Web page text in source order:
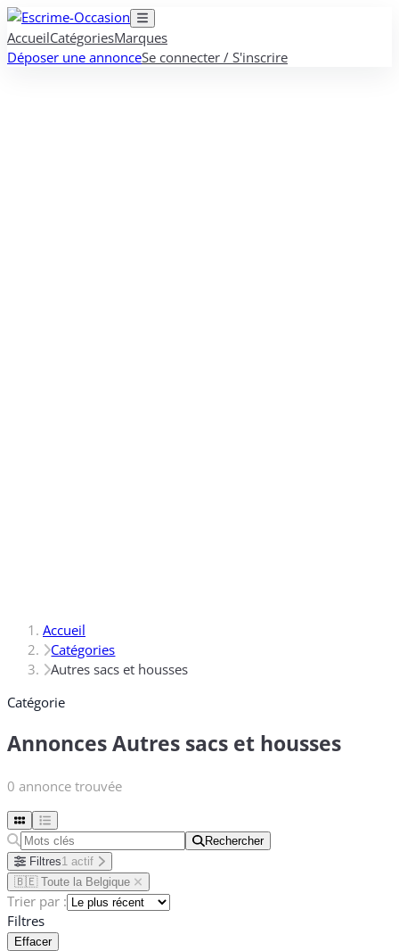
AccueilCatégoriesMarques
Déposer une annonceSe connecter / S'inscrire
Accueil
Catégories
Autres sacs et housses
Catégorie
Annonces Autres sacs et housses
0 annonce trouvée
Rechercher
Rechercher
Filtres1 actif
🇧🇪 Toute la Belgique
Trier par :
Filtres
Effacer